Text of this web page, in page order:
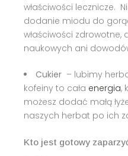
właściwości lecznicze.
dodanie miodu do
właściwości
naukowych ani
Cukier – lubimy
kofeiny to cała energia,
możesz dodać małą
naszych herbat po ich
Kto jest gotowy